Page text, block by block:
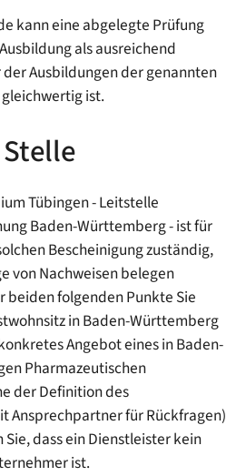
kann eine abgelegte Prüfung
als ausreichend
Ausbildungen der genannten
ist.
Tübingen - Leitstelle
Baden-Württemberg - ist für
Bescheinigung zuständig,
von Nachweisen belegen
beiden folgenden Punkte Sie
in Baden-Württemberg
Angebot eines in Baden-
Pharmazeutischen
der Definition des
Ansprechpartner für Rückfragen)
dass ein Dienstleister kein
ist.